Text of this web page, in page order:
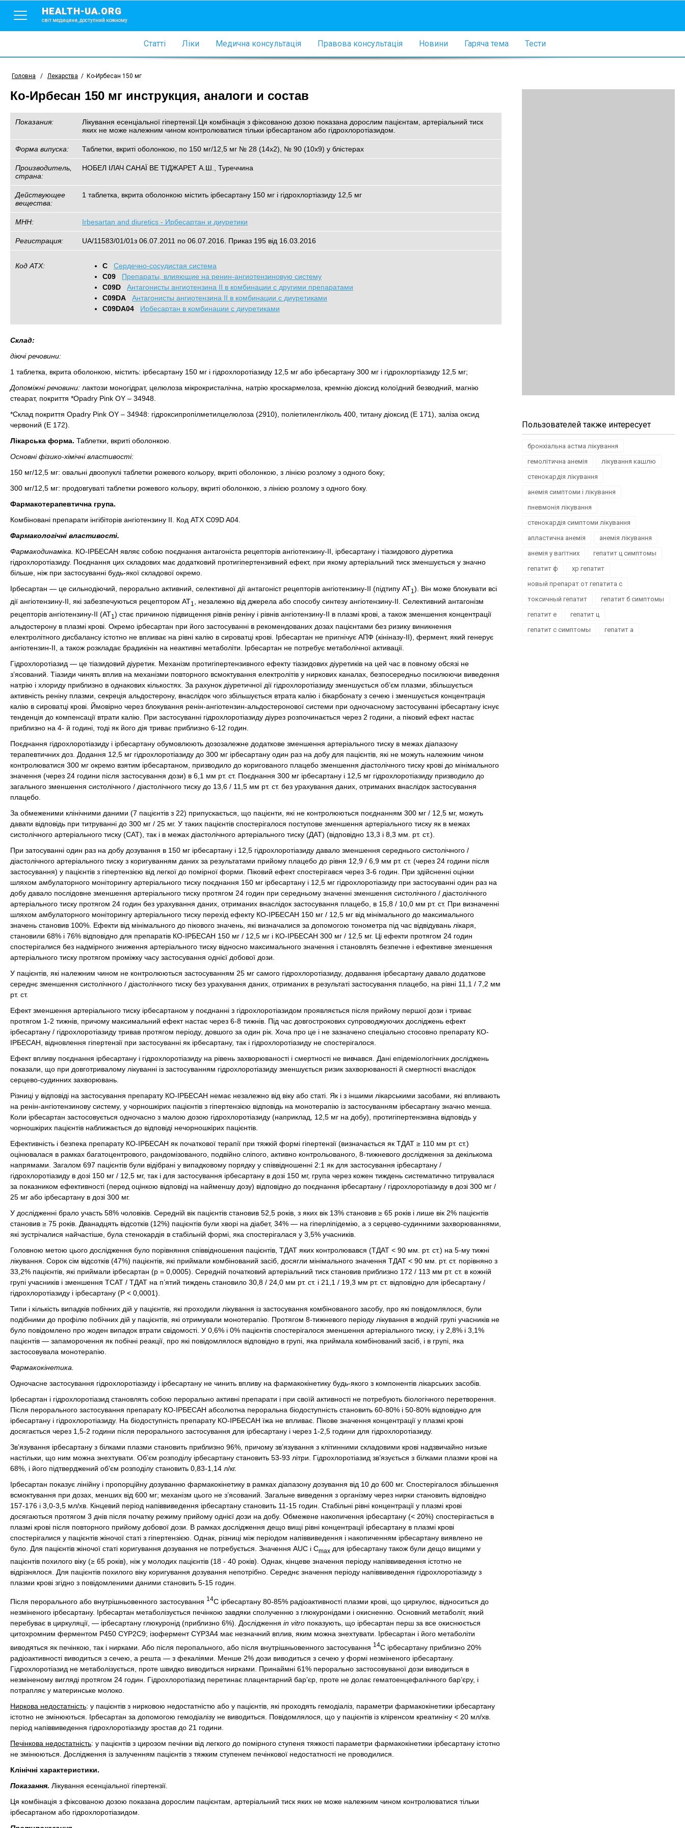
HEALTH-UA.ORG
світ медицини, доступний кожному
Статті Ліки Медична консультація Правова консультація Новини Гаряча тема Тести
Головна / Лекарства / Ко-Ирбесан 150 мг
Ко-Ирбесан 150 мг инструкция, аналоги и состав
Показания:
Лікування есенціальної гіпертензії.Ця комбінація з фіксованою дозою показана дорослим пацієнтам, артеріальний тиск
яких не може належним чином контролюватися тільки ірбесартаном або гідрохлоротіазидом.
Форма випуска: Таблетки, вкриті оболонкою, по 150 мг/12,5 мг № 28 (14х2), № 90 (10х9) у блістерах
Производитель,
страна:
НОБЕЛ ІЛАЧ САНАЇ ВЕ ТІДЖАРЕТ А.Ш., Туреччина
Действующее
вещества:
1 таблетка, вкрита оболонкою містить ірбесартану 150 мг і гідрохлортіазиду 12,5 мг
МНН: Irbesartan and diuretics - Ирбесартан и диуретики
Регистрация: UA/11583/01/01з 06.07.2011 по 06.07.2016. Приказ 195 від 16.03.2016
Код АТХ: C
Сердечно-сосудистая система
C09
Препараты, влияющие на ренин-ангиотензиновую систему
C09D
Антагонисты ангиотензина II в комбинации с другими препаратами
C09DA
Антагонисты ангиотензина II в комбинации с диуретиками
C09DA04
Ирбесартан в комбинации с диуретиками
Склад:
діючі речовини:
1 таблетка, вкрита оболонкою, містить: ірбесартану 150 мг і гідрохлоротіазиду 12,5 мг або ірбесартану 300 мг і гідрохлортіазиду 12,5 мг;
Допоміжні речовини: лактози моногідрат, целюлоза мікрокристалічна, натрію кроскармелоза, кремнію діоксид колоїдний безводний, магнію
стеарат, покриття *Opadry Pink OY – 34948.
*Склад покриття Opadry Pink OY – 34948: гідроксипропілметилцелюлоза (2910), поліетиленгліколь 400, титану діоксид (Е 171), заліза оксид
червоний (Е 172).
Лікарська форма. Таблетки, вкриті оболонкою.
Основні фізико-хімічні властивості:
150 мг/12,5 мг: овальні двоопуклі таблетки рожевого кольору, вкриті оболонкою, з лінією розлому з одного боку;
300 мг/12,5 мг: продовгуваті таблетки рожевого кольору, вкриті оболонкою, з лінією розлому з одного боку.
Фармакотерапевтична група.
Комбіновані препарати інгібіторів ангіотензину II. Код АТХ C09D A04.
Фармакологічні властивості.
Фармакодинаміка.
КО-ІРБЕСАН являє собою поєднання антагоніста рецепторів ангіотензину-ІІ, ірбесартану і тіазидового діуретика
гідрохлоротіазиду. Поєднання цих складових має додатковий протигіпертензивний ефект, при якому артеріальний тиск зменшується у значно
більше, ніж при застосуванні будь-якої складової окремо.
Ірбесартан — це сильнодіючий, перорально активний, селективної дії антагоніст рецепторів ангіотензину-ІІ (підтипу АТ1 ). Він може блокувати всі
дії ангіотензину-ІІ, які забезпечуються рецептором АТ1
, незалежно від джерела або способу синтезу ангіотензину-ІІ. Селективний антагонізм
рецепторів ангіотензину-ІІ (АТ1 ) стає причиною підвищення рівнів реніну і рівнів ангіотензину-ІІ в плазмі крові, а також зменшення концентрації
альдостерону в плазмі крові. Окремо ірбесартан при його застосуванні в рекомендованих дозах пацієнтами без ризику виникнення
електролітного дисбалансу істотно не впливає на рівні калію в сироватці крові. Ірбесартан не пригнічує АПФ (кініназу-ІІ), фермент, який генерує
ангіотензин-ІІ, а також розкладає брадикінін на неактивні метаболіти. Ірбесартан не потребує метаболічної активації.
Гідрохлоротіазид — це тіазидовий діуретик. Механізм протигіпертензивного ефекту тіазидових діуретиків на цей час в повному обсязі не
з’ясований. Тіазиди чинять вплив на механізми повторного всмоктування електролітів у ниркових каналах, безпосередньо посилюючи виведення
натрію і хлориду приблизно в однакових кількостях. За рахунок діуретичної дії гідрохлоротіазиду зменшується об’єм плазми, збільшується
активність реніну плазми, секреція альдостерону, внаслідок чого збільшується втрата калію і бікарбонату з сечею і зменшується концентрація
калію в сироватці крові. Ймовірно через блокування ренін-ангіотензин-альдостеронової системи при одночасному застосуванні ірбесартану існує
тенденція до компенсації втрати калію. При застосуванні гідрохлоротіазиду діурез розпочинається через 2 години, а піковий ефект настає
приблизно на 4- й годині, тоді як його дія триває приблизно 6-12 годин.
Поєднання гідрохлоротіазиду і ірбесартану обумовлюють дозозалежне додаткове зменшення артеріального тиску в межах діапазону
терапевтичних доз. Додання 12,5 мг гідрохлоротіазиду до 300 мг ірбесартану один раз на добу для пацієнтів, які не можуть належним чином
контролюватися 300 мг окремо взятим ірбесартаном, призводило до коригованого плацебо зменшення діастолічного тиску крові до мінімального
значення (через 24 години після застосування дози) в 6,1 мм рт. ст. Поєднання 300 мг ірбесартану і 12,5 мг гідрохлоротіазиду призводило до
загального зменшення систолічного / діастолічного тиску до 13,6 / 11,5 мм рт. ст. без урахування даних, отриманих внаслідок застосування
плацебо.
За обмеженими клінічними даними (7 пацієнтів з 22) припускається, що пацієнти, які не контролюються поєднанням 300 мг / 12,5 мг, можуть
давати відповідь при титруванні до 300 мг / 25 мг. У таких пацієнтів спостерігалося поступове зменшення артеріального тиску як в межах
систолічного артеріального тиску (САТ), так і в межах діастолічного артеріального тиску (ДАТ) (відповідно 13,3 і 8,3 мм. рт. ст.).
При затосуванні один раз на добу дозування в 150 мг ірбесартану і 12,5 гідрохлоротіазиду давало зменшення середнього систолічного /
діастолічного артеріального тиску з коригуванням даних за результатами прийому плацебо до рівня 12,9 / 6,9 мм рт. ст. (через 24 години після
застосування) у пацієнтів з гіпертензією від легкої до помірної форми. Піковий ефект спостерігався через 3-6 годин. При здійсненні оцінки
шляхом амбулаторного моніторингу артеріального тиску поєднання 150 мг ірбесартану і 12,5 мг гідрохлоротіазиду при застосуванні один раз на
добу давало послідовне зменшення артеріального тиску протягом 24 годин при середньому значенні зменшення систолічного / діастолічного
артеріального тиску протягом 24 годин без урахування даних, отриманих внаслідок застосування плацебо, в 15,8 / 10,0 мм рт. ст. При визначенні
шляхом амбулаторного моніторингу артеріального тиску перехід ефекту КО-ІРБЕСАН 150 мг / 12,5 мг від мінімального до максимального
значень становив 100%. Ефекти від мінімального до пікового значень, які визначалися за допомогою тонометра під час відвідувань лікаря,
становили 68% і 76% відповідно для препаратів КО-ІРБЕСАН 150 мг / 12,5 мг і КО-ІРБЕСАН 300 мг / 12,5 мг. Ці ефекти протягом 24 годин
спостерігалися без надмірного зниження артеріального тиску відносно максимального значення і становлять безпечне і ефективне зменшення
артеріального тиску протягом проміжку часу застосування однієї добової дози.
У пацієнтів, які належним чином не контролюються застосуванням 25 мг самого гідрохлоротіазиду, додавання ірбесартану давало додаткове
середнє зменшення систолічного / діастолічного тиску без урахування даних, отриманих в результаті застосування плацебо, на рівні 11,1 / 7,2 мм
рт. ст.
Ефект зменшення артеріального тиску ірбесартаном у поєднанні з гідрохлоротіазидом проявляється після прийому першої дози і триває
протягом 1-2 тижнів, причому максимальний ефект настає через 6-8 тижнів. Під час довгострокових супроводжуючих досліджень ефект
ірбесартану / гідрохлоротіазиду тривав протягом періоду, довшого за один рік. Хоча про це і не зазначено спеціально стосовно препарату КО-
ІРБЕСАН, відновлення гіпертензії при застосуванні як ірбесартану, так і гідрохлоротіазиду не спостерігалося.
Ефект впливу поєднання ірбесартану і гідрохлоротіазиду на рівень захворюваності і смертності не вивчався. Дані епідеміологічних досліджень
показали, що при довготривалому лікуванні із застосуванням гідрохлоротіазиду зменшується ризик захворюваності й смертності внаслідок
серцево-судинних захворювань.
Різниці у відповіді на застосування препарату КО-ІРБЕСАН немає незалежно від віку або статі. Як і з іншими лікарськими засобами, які впливають
на ренін-ангіотензинову систему, у чорношкірих пацієнтів з гіпертензією відповідь на монотерапію із застосуванням ірбесартану значно менша.
Коли ірбесартан застосовується одночасно з малою дозою гідрохлоротіазиду (наприклад, 12,5 мг на добу), протигіпертензивна відповідь у
чорношкірих пацієнтів наближається до відповіді нечорношкірих пацієнтів.
Ефективність і безпека препарату КО-ІРБЕСАН як початкової терапії при тяжкій формі гіпертензії (визначається як ТДАТ ≥ 110 мм рт. ст.)
оцінювалася в рамках багатоцентрового, рандомізованого, подвійно сліпого, активно контрольованого, 8-тижневого дослідження за декількома
напрямами. Загалом 697 пацієнтів були відібрані у випадковому порядку у співвідношенні 2:1 як для застосування ірбесартану /
гідрохлоротіазиду в дозі 150 мг / 12,5 мг, так і для застосування ірбесартану в дозі 150 мг, група через кожен тиждень систематично титрувалася
за показником ефективності (перед оцінкою відповіді на найменшу дозу) відповідно до поєднання ірбесартану / гідрохлоротіазиду в дозі 300 мг /
25 мг або ірбесартану в дозі 300 мг.
У дослідженні брало участь 58% чоловіків. Середній вік пацієнтів становив 52,5 років, з яких вік 13% становив ≥ 65 років і лише вік 2% пацієнтів
становив ≥ 75 років. Дванадцять відсотків (12%) пацієнтів були хворі на діабет, 34% — на гіперліпідемію, а з серцево-судинними захворюваннями,
які зустрічалися найчастіше, була стенокардія в стабільній формі, яка спостерігалася у 3,5% учасників.
Головною метою цього дослідження було порівняння співвідношення пацієнтів, ТДАТ яких контролювався (ТДАТ < 90 мм. рт. ст.) на 5-му тижні
лікування. Сорок сім відсотків (47%) пацієнтів, які приймали комбінований засіб, досягли мінімального значення ТДАТ < 90 мм. рт. ст. порівняно з
33,2% пацієнтів, які приймали ірбесартан (р = 0,0005). Середній початковий артеріальний тиск становив приблизно 172 / 113 мм рт. ст. в кожній
групі учасників і зменшення ТСАТ / ТДАТ на п’ятий тиждень становило 30,8 / 24,0 мм рт. ст. і 21,1 / 19,3 мм рт. ст. відповідно для ірбесартану /
гідрохлоротіазиду і ірбесартану (Р < 0,0001).
Типи і кількість випадків побічних дій у пацієнтів, які проходили лікування із застосування комбінованого засобу, про які повідомлялося, були
подібними до профілю побічних дій у пацієнтів, які отримували монотерапію. Протягом 8-тижневого періоду лікування в жодній групі учасників не
було повідомлено про жоден випадок втрати свідомості. У 0,6% і 0% пацієнтів спостерігалося зменшення артеріального тиску, і у 2,8% і 3,1%
пацієнтів — запаморочення як побічні реакції, про які повідомлялося відповідно в групі, яка приймала комбінований засіб, і в групі, яка
застосовувала монотерапію.
Фармакокінетика.
Одночасне застосування гідрохлоротіазиду і ірбесартану не чинить впливу на фармакокінетику будь-якого з компонентів лікарських засобів.
Ірбесартан і гідрохлоротіазид становлять собою перорально активні препарати і при своїй активності не потребують біологічного перетворення.
Після перорального застосування препарату КО-ІРБЕСАН абсолютна пероральна біодоступність становить 60-80% і 50-80% відповідно для
ірбесартану і гідрохлоротіазиду. На біодоступність препарату КО-ІРБЕСАН їжа не впливає. Пікове значення концентрації у плазмі крові
досягається через 1,5-2 години після перорального застосування для ірбесартану і через 1-2,5 години для гідрохлоротіазиду.
Зв’язування ірбесартану з білками плазми становить приблизно 96%, причому зв’язування з клітинними складовими крові надзвичайно низьке
настільки, що ним можна знехтувати. Об’єм розподілу ірбесартану становить 53-93 літри. Гідрохлоротіазид зв’язується з білками плазми крові на
68%, і його підтверджений об’єм розподілу становить 0,83-1,14 л/кг.
Ірбесартан показує лінійну і пропорційну дозуванню фармакокінетику в рамках діапазону дозування від 10 до 600 мг. Спостерігалося збільшення
всмоктування при дозах, менших від 600 мг; механізм цього не з’ясований. Загальне виведення з організму через нирки становить відповідно
157-176 і 3,0-3,5 мл/хв. Кінцевий період напіввиведення ірбесартану становить 11-15 годин. Стабільні рівні концентрації у плазмі крові
досягаються протягом 3 днів після початку режиму прийому однієї дози на добу. Обмежене накопичення ірбесартану (< 20%) спостерігається в
плазмі крові після повторного прийому добової дози. В рамках дослідження дещо вищі рівні концентрації ірбесартану в плазмі крові
спостерігалися у пацієнтів жіночої статі з гіпертензією. Однак, різниці між періодом напіввиведення і накопиченням ірбесартану виявлено не
було. Для пацієнтів жіночої статі коригування дозування не потребується. Значення AUC і Сmax для ірбесартану також були дещо вищими у
пацієнтів похилого віку (≥ 65 років), ніж у молодих пацієнтів (18 - 40 років). Однак, кінцеве значення періоду напіввиведення істотно не
відрізнялося. Для пацієнтів похилого віку коригування дозування непотрібно. Середнє значення періоду напіввиведення гідрохлоротіазиду з
плазми крові згідно з повідомленими даними становить 5-15 годин.
Після перорального або внутрішньовенного застосування 14С ірбесартану 80-85% радіоактивності плазми крові, що циркулює, відноситься до
незміненого ірбесартану. Ірбесартан метаболізується печінкою завдяки сполученню з глюкуронідами і окисненню. Основний метаболіт, який
перебуває в циркуляції, — ірбесартану глюкуронід (приблизно 6%). Дослідження in vitro показують, що ірбесартан перш за все окиснюється
цитохромним ферментом Р450 CYP2C9; ізофермент CYP3А4 має незначний вплив, яким можна знехтувати. Ірбесартан і його метаболіти
виводяться як печінкою, так і нирками. Або після перопального, або після внутрішньовенного застосування 14С ірбесартану приблизно 20%
радіоактивності виводиться з сечею, а решта — з фекаліями. Менше 2% дози виводиться з сечею у формі незміненого ірбесартану.
Гідрохлоротіазид не метаболізується, проте швидко виводиться нирками. Принаймні 61% перорально застосовуваної дози виводиться в
незміненому вигляді протягом 24 годин. Гідрохлоротіазид перетинає плацентарний бар’єр, проте не долає гематоенцефалічного бар’єру, і
потрапляє у материнське молоко.
Ниркова недостатність: у пацієнтів з нирковою недостатністю або у пацієнтів, які проходять гемодіаліз, параметри фармакокінетики ірбесартану
істотно не змінюються. Ірбесартан за допомогою гемодіалізу не виводиться. Повідомлялося, що у пацієнтів із кліренсом креатиніну < 20 мл/хв.
період напіввиведення гідрохлоротіазиду зростав до 21 години.
Печінкова недостатність: у пацієнтів з цирозом печінки від легкого до помірного ступеня тяжкості параметри фармакокінетики ірбесартану істотно
не змінюються. Дослідження із залученням пацієнтів з тяжким ступенем печінкової недостатності не проводилися.
Клінічні характеристики.
Показання. Лікування есенціальної гіпертензії.
Ця комбінація з фіксованою дозою показана дорослим пацієнтам, артеріальний тиск яких не може належним чином контролюватися тільки
ірбесартаном або гідрохлоротіазидом.
Пользователей также интересует
бронхіальна астма лікування
гемолітична анемія
лікування кашлю
стенокардія лікування
анемія симптоми і лікування
пневмонія лікування
стенокардія симптоми лікування
апластична анемія
анемія лікування
анемія у вагітних
гепатит ц симптомы
гепатит ф
хр гепатит
новый препарат от гепатита с
токсичный гепатит
гепатит б симптомы
гепатит е
гепатит ц
гепатит с симптомы
гепатит а